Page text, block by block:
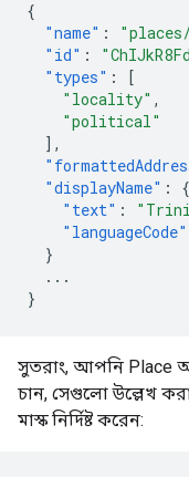
{
"name" : "places/
"id" :
"types" :
[
"locality" ,
"political"
],
"displayName" :
{
"text" :
"languageCode"
}
...
}
সুতরাং, আপনি Place
চান, সেগুলো উল্লেখ
মাস্ক নির্দিষ্ট করেন: